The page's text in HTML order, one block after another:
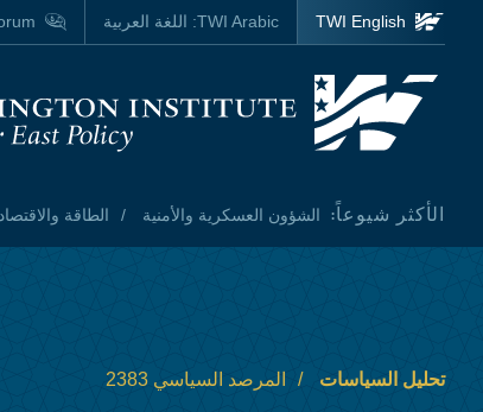
Skip to main content
Homepage
الأكثر شيوعاً: الشؤون العسكرية والأمنية الطاقة والاقتصاد
TWI English
TWI Arabic: اللغة العربية
تحليل السياسات المرصد السياسي 2383